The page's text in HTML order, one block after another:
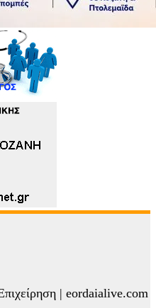
| eordaialive.com